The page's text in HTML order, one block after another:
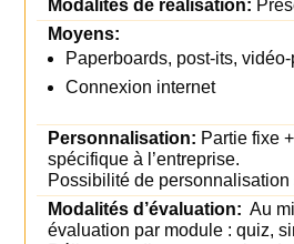
Modalités de réalisation:
Moyens:
Paperboards, post-its,
Connexion internet
Personnalisation: Partie fixe
spécifique à l’entreprise.
Possibilité de personnalisation
Modalités d’évaluation: Au
évaluation par module : quiz,